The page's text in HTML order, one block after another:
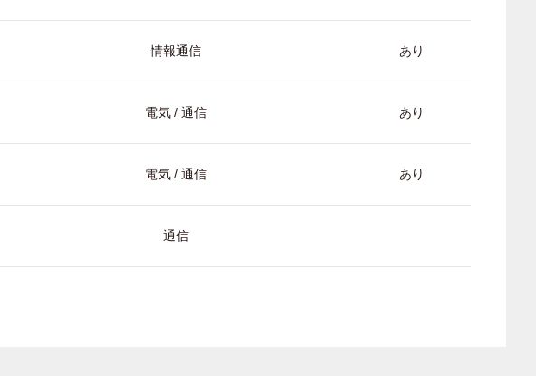
情報通信 あり
電気 / 通信 あり
電気 / 通信 あり
通信